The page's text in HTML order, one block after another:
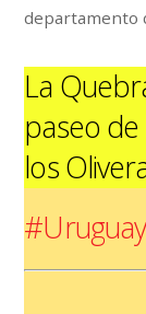
departamento
La
paseo de
los